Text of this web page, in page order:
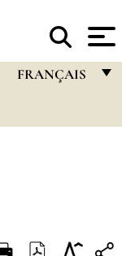
FRANÇAIS